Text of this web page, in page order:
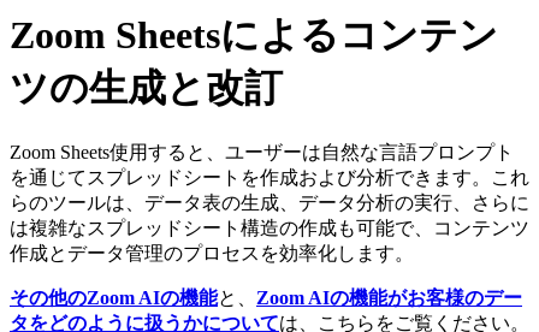
Zoom Sheetsによるコンテン
ツの生成と改訂
Zoom Sheets使用すると、ユーザーは自然な言語プロンプト
を通じてスプレッドシートを作成および分析できます。これ
らのツールは、データ表の生成、データ分析の実行、さらに
は複雑なスプレッドシート構造の作成も可能で、コンテンツ
作成とデータ管理のプロセスを効率化します。
その他のZoom AIの機能と、 Zoom AIの機能がお客様のデー
タをどのように扱うかについては、こちらをご覧ください。